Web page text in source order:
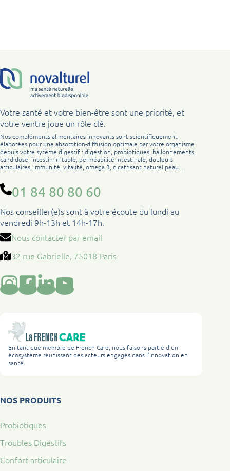
Votre santé et votre bien-être sont une priorité, et
votre ventre joue un rôle clé.
Nos compléments alimentaires innovants sont scientifiquement
élaborées pour une absorption-diffusion optimale par votre organisme
depuis votre sytème digestif : digestion, probiotiques, ballonnements,
candidose, intestin irritable, perméabilité intestinale, douleurs
articulaires, immunité, vitalité, omega 3, cicatrisant naturel peau…
01 84 80 80 60
Nos conseiller(e)s sont à votre écoute du lundi au
vendredi 9h-13h et 14h-17h.
Nous contacter par email
32 rue Gabrielle, 75018 Paris
En tant que membre de French Care, nous faisons partie d’un
écosystème réunissant des acteurs engagés dans l’innovation en
santé.
NOS PRODUITS
Probiotiques
Troubles Digestifs
Confort articulaire